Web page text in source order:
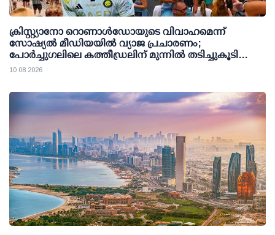
ക്രിസ്റ്റ്യാനോ റൊണാള്‍ഡോയുടെ വിവാഹമെന്ന്
സോഷ്യല്‍ മീഡിയയില്‍ വ്യാജ പ്രചാരണം;
പോര്‍ച്ചുഗലിലെ കത്തീഡ്രലിന് മുന്നില്‍ തടിച്ചുകൂടി
ജനക്കൂട്ടം
10 08 2026